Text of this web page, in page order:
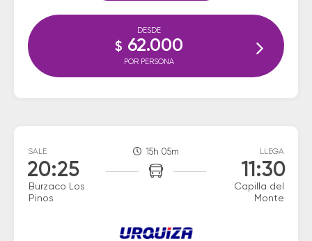
DESDE
$ 62.000
POR PERSONA
SALE
20:25
Burzaco Los
Pinos
15h 05m LLEGA
11:30
Capilla del
Monte